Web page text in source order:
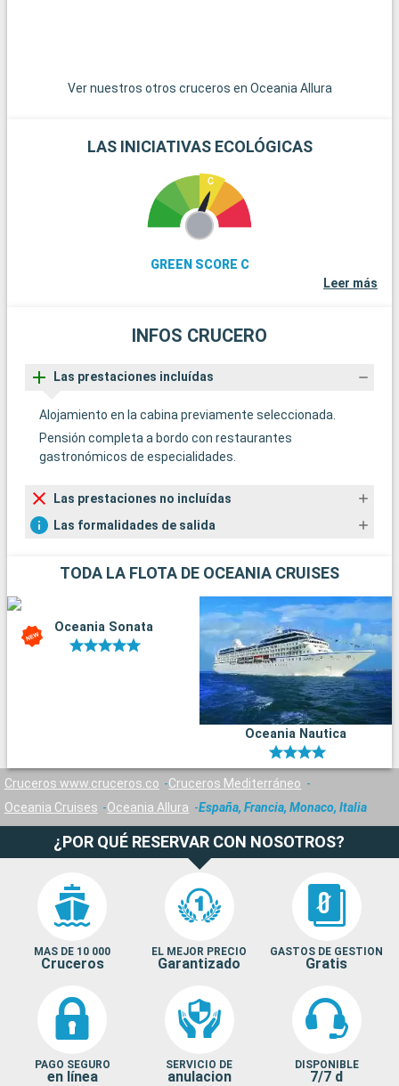
Ver nuestros otros cruceros en Oceania Allura
LAS INICIATIVAS ECOLÓGICAS
GREEN SCORE C
Leer más
INFOS CRUCERO
Las prestaciones incluídas
Alojamiento en la cabina previamente seleccionada.
Pensión completa a bordo con restaurantes
gastronómicos de especialidades.
Las prestaciones no incluídas
Las formalidades de salida
TODA LA FLOTA DE OCEANIA CRUISES
Oceania Sonata
Oceania Nautica
Cruceros www.cruceros.co
Cruceros Mediterráneo
Oceania Cruises
Oceania Allura España, Francia, Monaco, Italia
¿POR QUÉ RESERVAR CON NOSOTROS?
MAS DE 10 000
Cruceros
EL MEJOR PRECIO
Garantizado
GASTOS DE GESTION
Gratis
PAGO SEGURO
en línea
SERVICIO DE
anulacion
DISPONIBLE
7/7 d